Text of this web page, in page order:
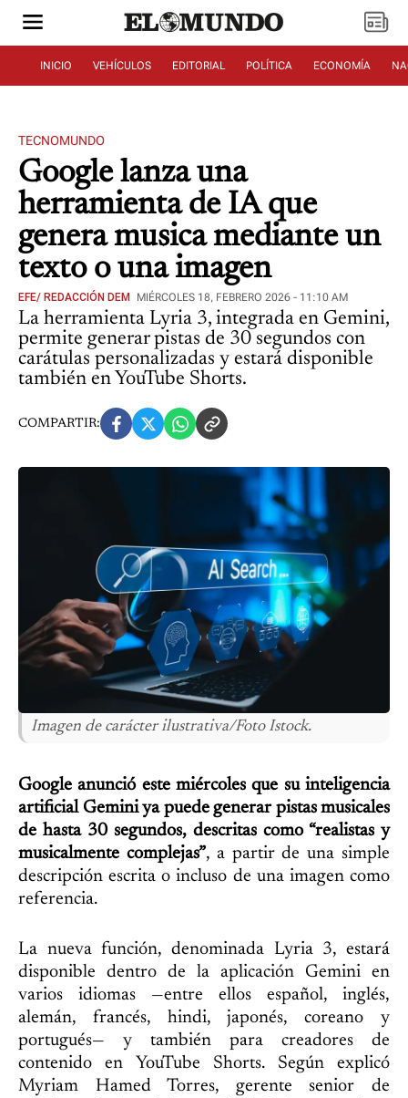
INICIO VEHÍCULOS EDITORIAL POLÍTICA ECONOMÍA
TECNOMUNDO
Google lanza una
herramienta de IA que
genera musica mediante un
texto o una imagen
EFE/ REDACCIÓN DEM MIÉRCOLES 18, FEBRERO 2026 - 11:10 AM
La herramienta Lyria 3, integrada en Gemini,
permite generar pistas de 30 segundos con
carátulas personalizadas y estará disponible
también en YouTube Shorts.
COMPARTIR:
Imagen de carácter ilustrativa/Foto Istock.
Google anunció este miércoles que su inteligencia
artificial Gemini ya puede generar pistas musicales
de hasta 30 segundos, descritas como “realistas y
musicalmente complejas”, a partir de una simple
descripción escrita o incluso de una imagen como
referencia.
La nueva función, denominada Lyria 3, estará
disponible dentro de la aplicación Gemini en
varios idiomas —entre ellos español, inglés,
alemán, francés, hindi, japonés, coreano y
portugués— y también para creadores de
contenido en YouTube Shorts. Según explicó
Myriam Hamed Torres, gerente senior de